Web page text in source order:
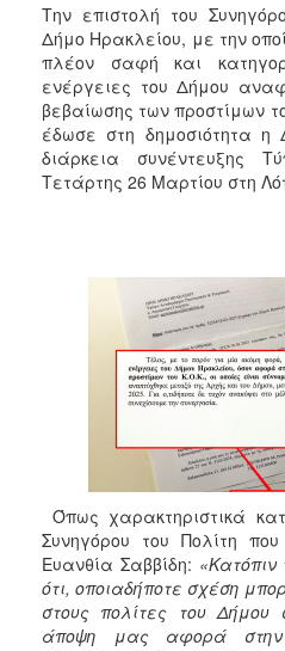
2017
2016
2015
2013
2012
2011
ΑΝΘΕΚΤΙΚΗ
ΠΟΛΗ
Την επιστολή του
Δήμο Ηρακλείου, με την
πλέον σαφή και
ενέργειες του Δήμου
βεβαίωσης των προστίμων
έδωσε στη δημοσιότητα η
διάρκεια συνέντευξης
Τετάρτης 26 Μαρτίου στη
Όπως χαρακτηριστικά
Συνηγόρου του Πολίτη
Ευανθία Σαββίδη:
ότι, οποιαδήποτε σχέση
στους πολίτες του
άποψη μας αφορά